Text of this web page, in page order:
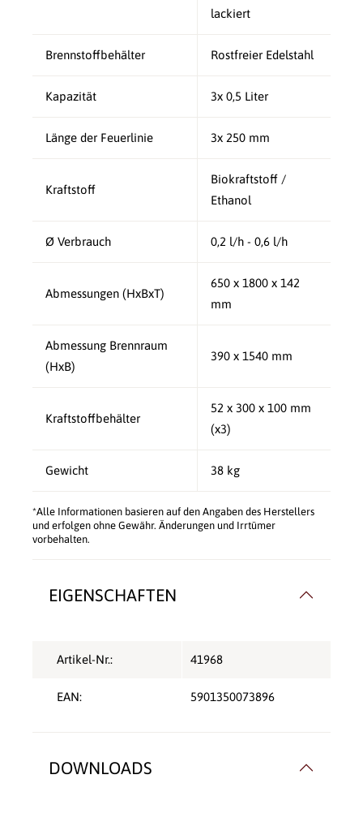
lackiert
Brennstoffbehälter Rostfreier Edelstahl
Kapazität 3x 0,5 Liter
Länge der Feuerlinie 3x 250 mm
Kraftstoff
Biokraftstoff /
Ethanol
Ø Verbrauch 0,2 l/h - 0,6 l/h
Abmessungen (HxBxT)
650 x 1800 x 142
mm
Abmessung Brennraum
(HxB)
390 x 1540 mm
Kraftstoffbehälter
52 x 300 x 100 mm
(x3)
Gewicht 38 kg
*Alle Informationen basieren auf den Angaben des Herstellers
und erfolgen ohne Gewähr. Änderungen und Irrtümer
vorbehalten.
EIGENSCHAFTEN
Artikel-Nr.: 41968
EAN: 5901350073896
DOWNLOADS